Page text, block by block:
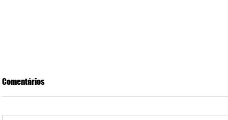
Comentários